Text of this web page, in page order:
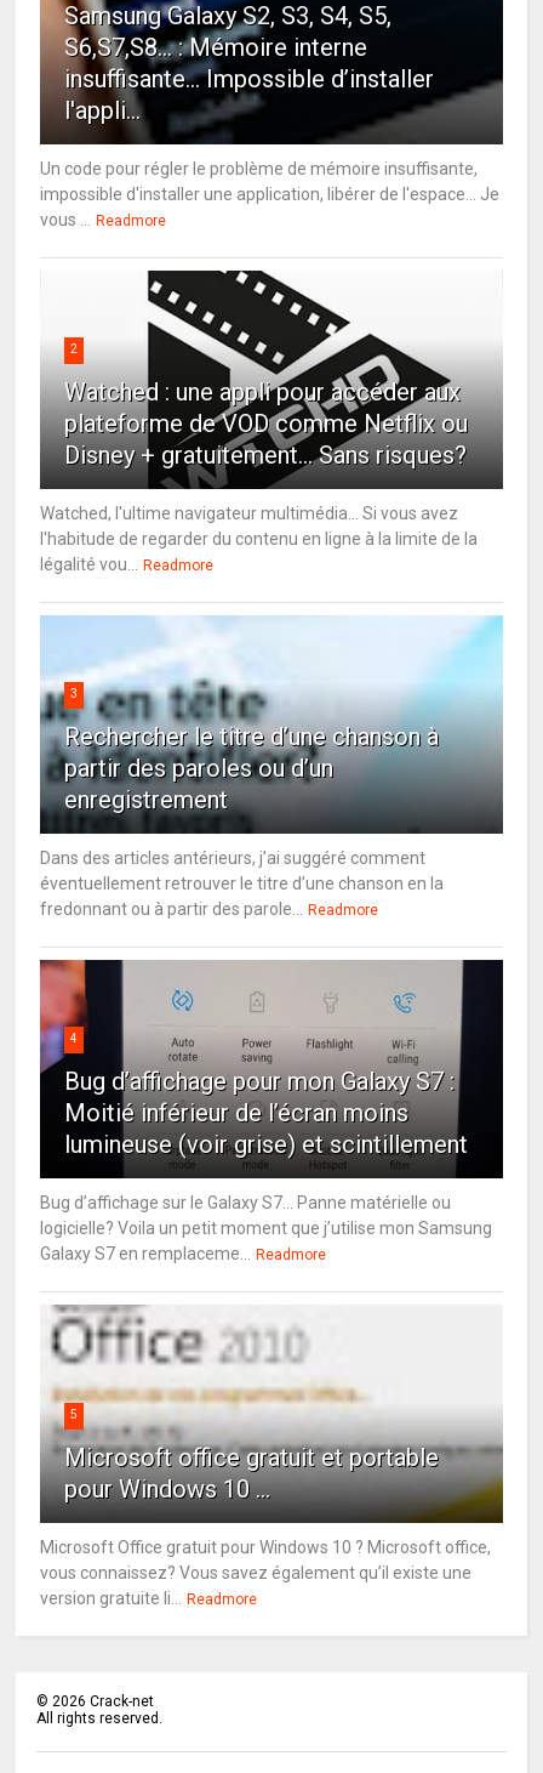
Samsung Galaxy S2, S3, S4, S5,
S6,S7,S8... : Mémoire interne
insuffisante… Impossible d’installer
l'appli...
Un code pour régler le problème de mémoire insuffisante,
impossible d'installer une application, libérer de l'espace... Je
vous ...
Readmore
2
Watched : une appli pour accéder aux
plateforme de VOD comme Netflix ou
Disney + gratuitement... Sans risques?
Watched, l'ultime navigateur multimédia... Si vous avez
l'habitude de regarder du contenu en ligne à la limite de la
légalité vou...
Readmore
3
Rechercher le titre d’une chanson à
partir des paroles ou d’un
enregistrement
Dans des articles antérieurs, j’ai suggéré comment
éventuellement retrouver le titre d’une chanson en la
fredonnant ou à partir des parole...
Readmore
4
Bug d’affichage pour mon Galaxy S7 :
Moitié inférieur de l’écran moins
lumineuse (voir grise) et scintillement
Bug d’affichage sur le Galaxy S7… Panne matérielle ou
logicielle? Voila un petit moment que j’utilise mon Samsung
Galaxy S7 en remplaceme...
Readmore
5
Microsoft office gratuit et portable
pour Windows 10 ...
Microsoft Office gratuit pour Windows 10 ? Microsoft office,
vous connaissez? Vous savez également qu’il existe une
version gratuite li...
Readmore
©2026 Crack-net
All rights reserved.